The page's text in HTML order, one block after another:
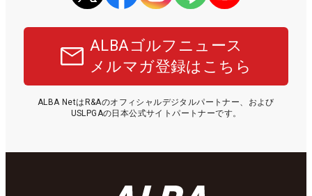
ALBAゴルフニュース
メルマガ登録はこちら
ALBA NetはR&Aのオフィシャルデジタルパートナー、および
USLPGAの日本公式サイトパートナーです。